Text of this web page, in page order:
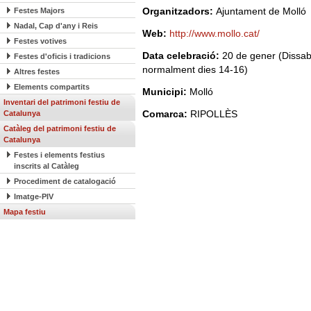
Festes Majors
Nadal, Cap d'any i Reis
Festes votives
Festes d'oficis i tradicions
Altres festes
Elements compartits
Inventari del patrimoni festiu de
Catalunya
Catàleg del patrimoni festiu de
Catalunya
Festes i elements festius
inscrits al Catàleg
Procediment de catalogació
Imatge-PIV
Mapa festiu
Organitzadors: Ajuntament de Molló
Web: http://www.mollo.cat/
Data celebració: 20 de gener
normalment dies 14-16)
Municipi: Molló
Comarca: RIPOLLÈS